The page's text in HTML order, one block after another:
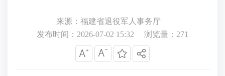
来源：福建省退役军人事务厅
发布时间：2026-07-02 15:32
浏览量： 271